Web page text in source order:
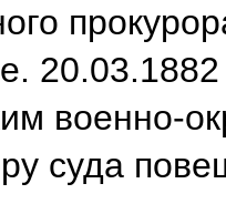
военно-
суда